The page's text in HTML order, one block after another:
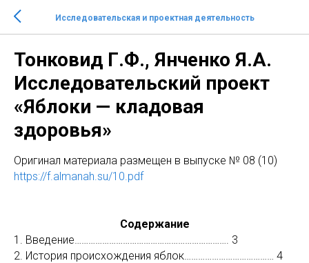
Исследовательская и проектная деятельность
Тонковид Г.Ф., Янченко Я.А.
Исследовательский проект
«Яблоки — кладовая
здоровья»
Оригинaл материала размещен в выпуске № 08 (10)
https://f.almanah.su/10.pdf
Содержание
1. Введение…………………………………………………………. 3
2. История происхождения яблок………………………………… 4